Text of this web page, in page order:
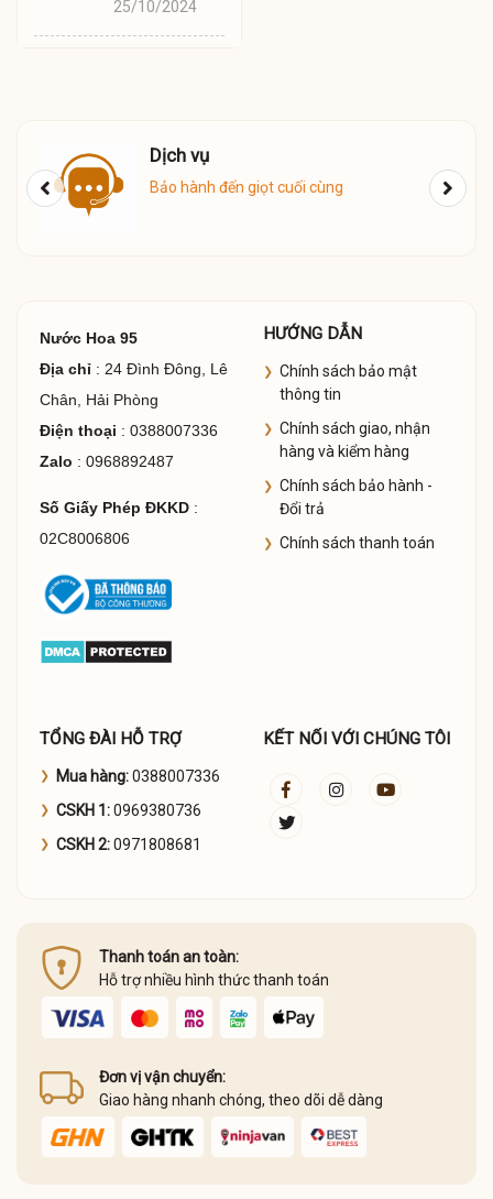
25/10/2024
đến giọt cuối cùng Giao hàng
Nước Hoa 95
Địa chỉ : 24 Đình Đông, Lê
Chân, Hải Phòng
Điện thoại : 0388007336
Zalo : 0968892487
Số Giấy Phép ĐKKD:
02C8006806
HƯỚNG DẪN
Chính sách bảo mật
thông tin
Chính sách giao, nhận
hàng và kiểm hàng
Chính sách bảo hành -
Đổi trả
Chính sách thanh toán
TỔNG ĐÀI HỖ TRỢ
Mua hàng:0388007336
CSKH 1:0969380736
CSKH 2:0971808681
KẾT NỐI VỚI CHÚNG TÔI
Thanh toán an toàn:
Hỗ trợ nhiều hình thức thanh toán
Đơn vị vận chuyển:
Giao hàng nhanh chóng, theo dõi dễ dàng